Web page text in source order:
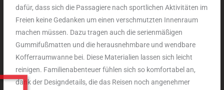
dafür, dass sich die Passagiere nach sportlichen Aktivitäten im
Freien keine Gedanken um einen verschmutzten Innenraum
machen müssen. Dazu tragen auch die serienmäßigen
Gummifußmatten und die herausnehmbare und wendbare
Kofferraumwanne bei. Diese Materialien lassen sich leicht
reinigen. Familienabenteuer fühlen sich so komfortabel an,
dank der Designdetails, die das Reisen noch angenehmer